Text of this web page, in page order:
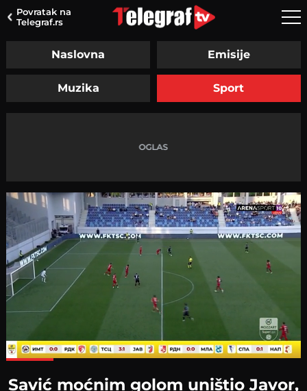
Povratak na
Telegraf.rs
Naslovna Emisije
Muzika Sport
Savić moćnim golom uništio Javor,